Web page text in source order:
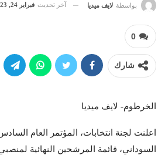
بواسطة لايف ميديا آخر تحديث فبراير 24, 2023
0
شارك
الخرطوم- لايف ميديا
اعلنت لجنة انتخابات، المؤتمر العام
السوداني، قائمة المرشحين النهائية